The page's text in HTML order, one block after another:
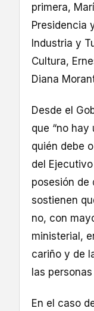
primera,
Presidencia
Industria y
Cultura,
Diana
Desde el
que “no hay
quién debe
del
posesión de
sostienen
no, con
ministerial,
cariño y de
las
En el caso